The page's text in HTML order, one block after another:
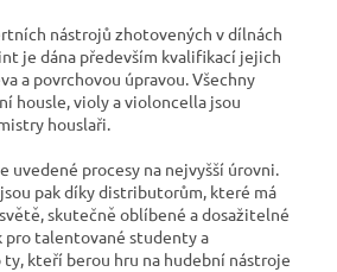
nástrojů zhotovených v dílnách
je dána především kvalifikací jejich
a povrchovou úpravou. Všechny
housle, violy a violoncella jsou
houslaři.
uvedené procesy na nejvyšší úrovni.
pak díky distributorům, které má
skutečně oblíbené a dosažitelné
pro talentované studenty a
kteří berou hru na hudební nástroje